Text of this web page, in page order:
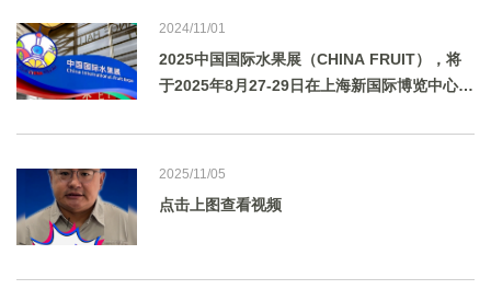
2024/11/01
2025中国国际水果展（CHINA FRUIT），将
于2025年8月27-29日在上海新国际博览中心举
2025/11/05
点击上图查看视频